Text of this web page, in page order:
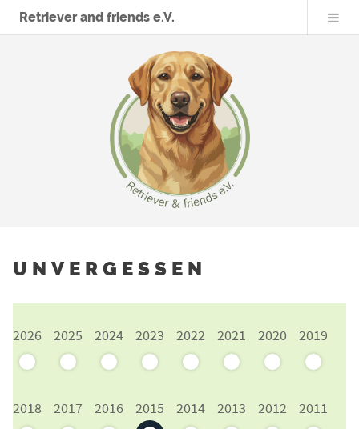
Retriever and friends e.V.
UNVERGESSEN
2026 2025 2024 2023 2022 2021 2020 2019
2018 2017 2016 2015 2014 2013 2012 2011